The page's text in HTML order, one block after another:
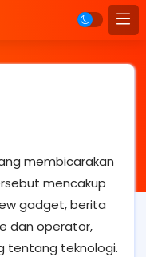
membicarakan
mencakup
gadget, berita
dan operator,
tentang teknologi.